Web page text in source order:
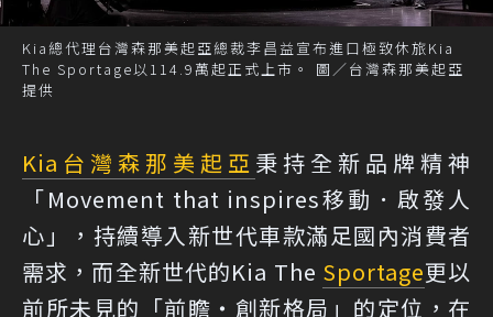
Kia總代理台灣森那美起亞總裁李昌益宣布進口極致休旅Kia
The Sportage以114.9萬起正式上市。 圖／台灣森那美起亞
提供
Kia 台灣森那美起亞 秉持全新品牌精神
「Movement that inspires移動．啟發人
心」，持續導入新世代車款滿足國內消費者
需求，而全新世代的Kia The Sportage更以
前所未見的「前瞻‧創新格局」的定位，在